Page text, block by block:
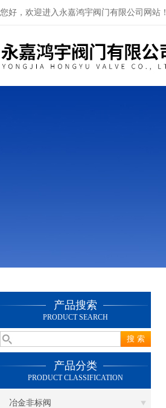
您好，欢迎进入永嘉鸿宇阀门有限公司网站！
产品搜索
PRODUCT SEARCH
产品分类
PRODUCT CLASSIFICATION
冶金非标阀